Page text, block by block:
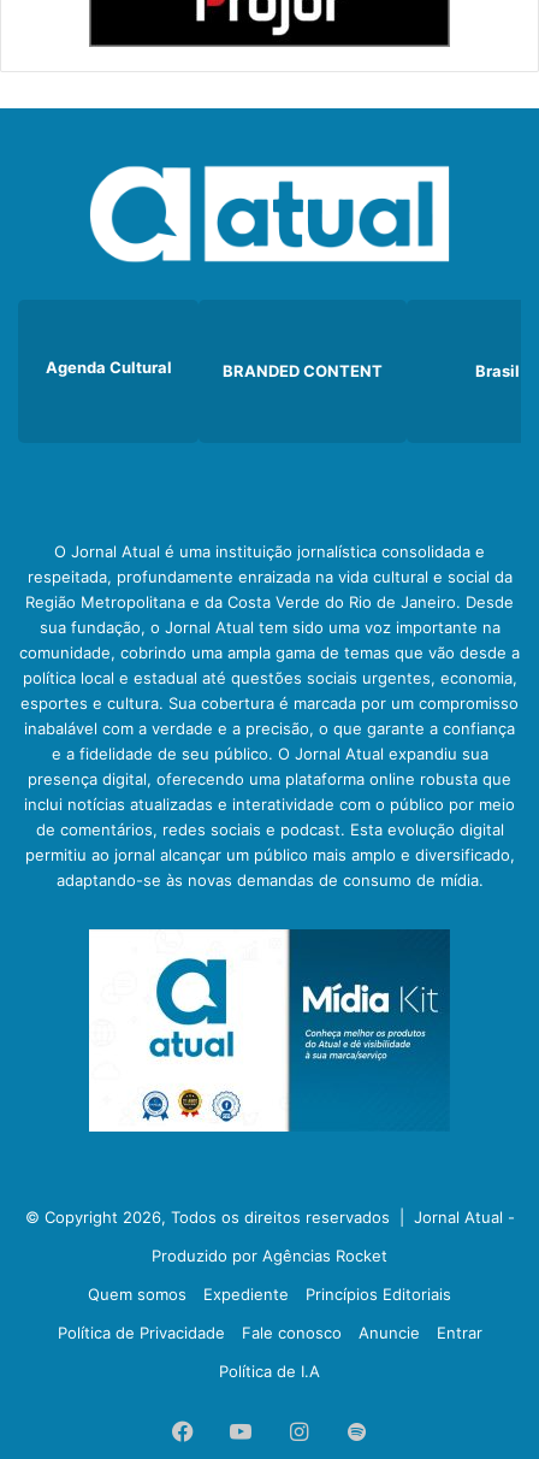
Agenda Cultural BRANDED CONTENT Brasil
O Jornal Atual é uma instituição jornalística consolidada e
respeitada, profundamente enraizada na vida cultural e social da
Região Metropolitana e da Costa Verde do Rio de Janeiro. Desde
sua fundação, o Jornal Atual tem sido uma voz importante na
comunidade, cobrindo uma ampla gama de temas que vão desde a
política local e estadual até questões sociais urgentes, economia,
esportes e cultura. Sua cobertura é marcada por um compromisso
inabalável com a verdade e a precisão, o que garante a confiança
e a fidelidade de seu público. O Jornal Atual expandiu sua
presença digital, oferecendo uma plataforma online robusta que
inclui notícias atualizadas e interatividade com o público por meio
de comentários, redes sociais e podcast. Esta evolução digital
permitiu ao jornal alcançar um público mais amplo e diversificado,
adaptando-se às novas demandas de consumo de mídia.
© Copyright 2026, Todos os direitos reservados | Jornal Atual -
Produzido por Agências Rocket
Quem somos
Expediente
Princípios Editoriais
Política de Privacidade
Fale conosco Anuncie
Entrar
Política de I.A
FacebookYouTubeInstagram
Spotify